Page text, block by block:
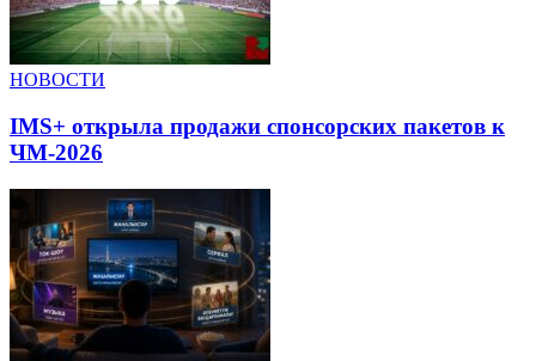
НОВОСТИ
IMS+ открыла продажи спонсорских пакетов к
ЧМ-2026